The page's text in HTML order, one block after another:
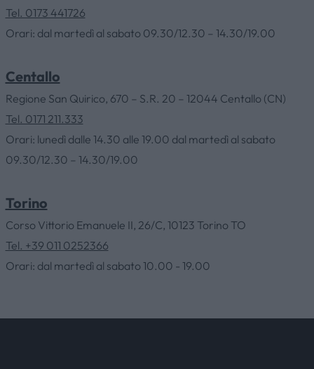
OUTLET
SERVICES
Tel. 0173 441726
Orari: dal martedì al sabato 09.30/12.30 – 14.30/19.00
Centallo
Regione San Quirico, 670 – S.R. 20 – 12044 Centallo (CN)
Tel. 0171 211.333
Orari: lunedì dalle 14.30 alle 19.00 dal martedì al sabato
09.30/12.30 – 14.30/19.00
Torino
Corso Vittorio Emanuele II, 26/C, 10123 Torino TO
Tel. +39 011 0252366
Orari: dal martedì al sabato 10.00 - 19.00